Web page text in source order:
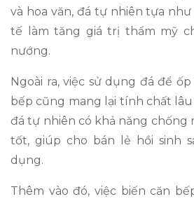
và hoa văn, đá tự nhiên tựa
tế làm tăng giá trị thẩm mỹ
nướng.
Ngoài ra, việc sử dụng đá để
bếp cũng mang lại tính chất
đá tự nhiên có khả năng chống
tốt, giúp cho bán lẻ hồi sinh
dụng.
Thêm vào đó, việc biến căn